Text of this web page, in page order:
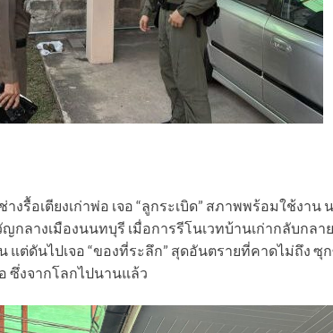
งรื้อเตียงเก่าพ่อ เจอ “ลูกระเบิด” สภาพพร้อมใช้งา
กลางเมืองนนทบุรี เมื่อการรีโนเวทบ้านเก่ากลับกลา
แต่ดันไปเจอ “ของที่ระลึก” สุดอันตรายที่คาดไม่ถึง ซุ
ซึ่งจากโลกไปนานแล้ว